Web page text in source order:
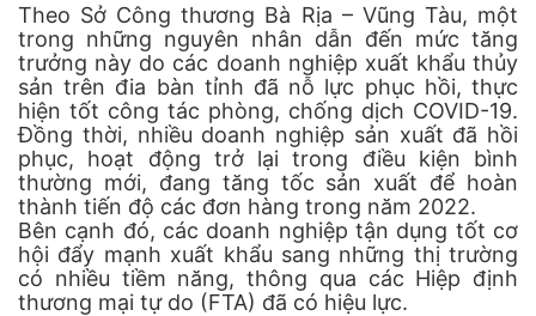
Theo Sở Công thương Bà Rịa – Vũng Tàu, một
trong những nguyên nhân dẫn đến mức tăng
trưởng này do các doanh nghiệp xuất khẩu thủy
sản trên đia bàn tỉnh đã nỗ lực phục hồi, thực
hiện tốt công tác phòng, chống dịch COVID-19.
Đồng thời, nhiều doanh nghiệp sản xuất đã hồi
phục, hoạt động trở lại trong điều kiện bình
thường mới, đang tăng tốc sản xuất để hoàn
thành tiến độ các đơn hàng trong năm 2022.
Bên cạnh đó, các doanh nghiệp tận dụng tốt cơ
hội đẩy mạnh xuất khẩu sang những thị trường
có nhiều tiềm năng, thông qua các Hiệp định
thương mại tự do (FTA) đã có hiệu lực.